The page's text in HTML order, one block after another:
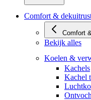
Comfort &
Comfort
Bekijk alles
Koelen &
Kachels
Kachel